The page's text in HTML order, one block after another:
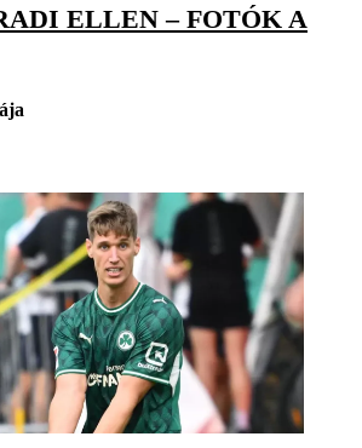
ELLEN – FOTÓK A